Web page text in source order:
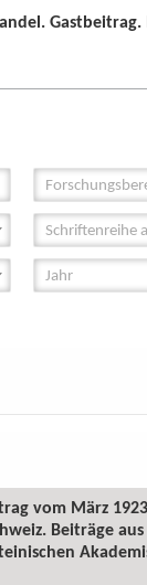
Gastbeitrag.
Schriftenreihe
vom März
Beiträge